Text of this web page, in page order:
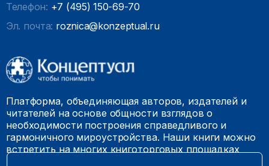
Телефон: +7 (495) 150-69-70
Эл. почта: roznica@konzeptual.ru
Платформа, объединяющая авторов, издателей и
читателей на основе общности взглядов о
необходимости построения справедливого и
гармоничного мироустройства. Наши книги можно
встретить на многих книготорговых площадках